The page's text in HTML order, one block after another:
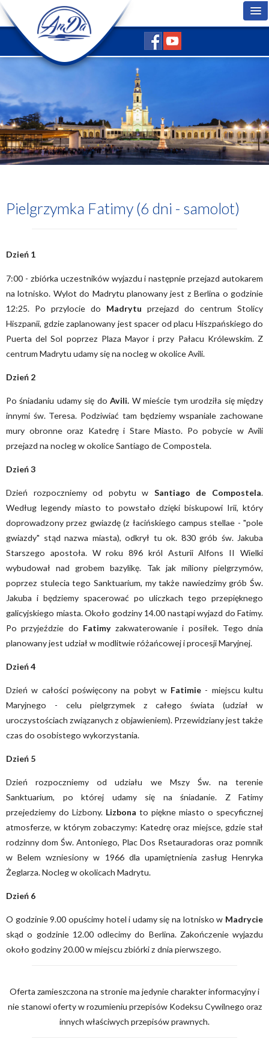
Pielgrzymka Fatimy (6 dni - samolot)
Dzień 1
7:00 - zbiórka uczestników wyjazdu i następnie przejazd autokarem
na lotnisko. Wylot do Madrytu planowany jest z Berlina o godzinie
12:25. Po przylocie do Madrytu przejazd do centrum Stolicy
Hiszpanii, gdzie zaplanowany jest spacer od placu Hiszpańskiego do
Puerta del Sol poprzez Plaza Mayor i przy Pałacu Królewskim. Z
centrum Madrytu udamy się na nocleg w okolice Avili.
Dzień 2
Po śniadaniu udamy się do Avili. W mieście tym urodziła się między
innymi św. Teresa. Podziwiać tam będziemy wspaniale zachowane
mury obronne oraz Katedrę i Stare Miasto. Po pobycie w Avili
przejazd na nocleg w okolice Santiago de Compostela.
Dzień 3
Dzień rozpoczniemy od pobytu w Santiago de Compostela.
Według legendy miasto to powstało dzięki biskupowi Irii, który
doprowadzony przez gwiazdę (z łacińskiego campus stellae - "pole
gwiazdy" stąd nazwa miasta), odkrył tu ok. 830 grób św. Jakuba
Starszego apostoła. W roku 896 król Asturii Alfons II Wielki
wybudował nad grobem bazylikę. Tak jak miliony pielgrzymów,
poprzez stulecia tego Sanktuarium, my także nawiedzimy grób Św.
Jakuba i będziemy spacerować po uliczkach tego przepięknego
galicyjskiego miasta. Około godziny 14.00 nastąpi wyjazd do Fatimy.
Po przyjeździe do Fatimyzakwaterowanie i posiłek. Tego dnia
planowany jest udział w modlitwie różańcowej i procesji Maryjnej.
Dzień 4
Dzień w całości poświęcony na pobyt w Fatimie - miejscu kultu
Maryjnego - celu pielgrzymek z całego świata (udział w
uroczystościach związanych z objawieniem). Przewidziany jest także
czas do osobistego wykorzystania.
Dzień 5
Dzień rozpoczniemy od udziału we Mszy Św. na terenie
Sanktuarium, po której udamy się na śniadanie. Z Fatimy
przejedziemy do Lizbony. Lizbona to piękne miasto o specyficznej
atmosferze, w którym zobaczymy: Katedrę oraz miejsce, gdzie stał
rodzinny dom Św. Antoniego, Plac Dos Rsetauradoras oraz pomnik
w Belem wzniesiony w 1966 dla upamiętnienia zasług Henryka
Żeglarza. Nocleg w okolicach Madrytu.
Dzień 6
O godzinie 9.00 opuścimy hotel i udamy się na lotnisko w Madrycie
skąd o godzinie 12.00 odlecimy do Berlina. Zakończenie wyjazdu
około godziny 20.00 w miejscu zbiórki z dnia pierwszego.
Oferta zamieszczona na stronie ma jedynie charakter informacyjny i
nie stanowi oferty w rozumieniu przepisów Kodeksu Cywilnego oraz
innych właściwych przepisów prawnych.